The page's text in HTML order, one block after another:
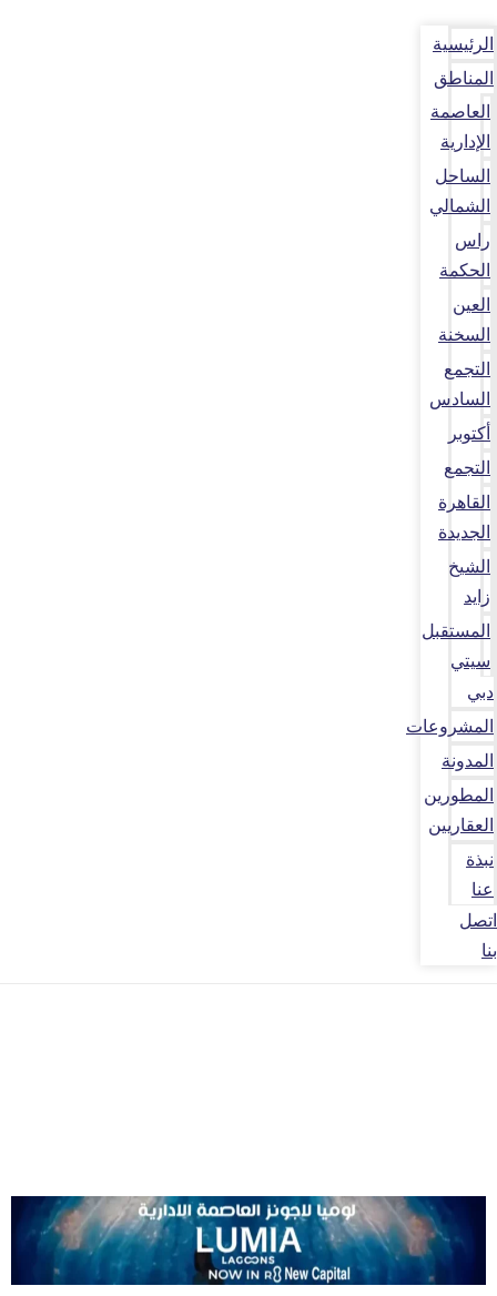
الرئيسية
المناطق
العاصمة
الإدارية
الساحل
الشمالي
راس
الحكمة
العين
السخنة
التجمع
السادس
أكتوبر
التجمع
القاهرة
الجديدة
الشيخ
زايد
المستقبل
سيتي
دبي
المشروعات
المدونة
المطورين
العقاريين
نبذة
عنا
اتصل
بنا